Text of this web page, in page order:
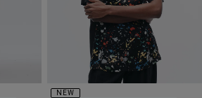
NEW